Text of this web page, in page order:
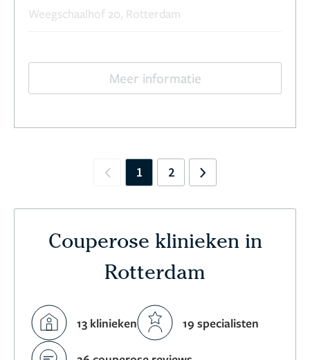
Weegschaalhof 20, Rotterdam
Meer informatie
Previous
1 2 Next
Couperose klinieken in
Rotterdam
13 klinieken 19 specialisten